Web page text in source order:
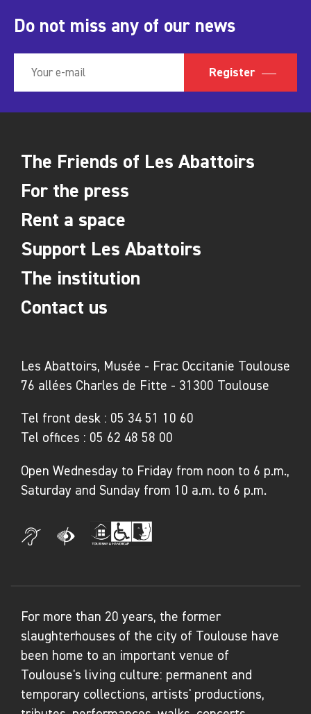
Do not miss any of our news
Register
Les Abattoirs, Musée - Frac Occitanie Toulouse
76 allées Charles de Fitte - 31300 Toulouse
Tel front desk : 05 34 51 10 60
Tel offices : 05 62 48 58 00
Open Wednesday to Friday from noon to 6 p.m.,
Saturday and Sunday from 10 a.m. to 6 p.m.
The Friends of Les Abattoirs
For the press
Rent a space
Support Les Abattoirs
The institution
Contact us
For more than 20 years, the former
slaughterhouses of the city of Toulouse have
been home to an important venue of
Toulouse's living culture: permanent and
temporary collections, artists' productions,